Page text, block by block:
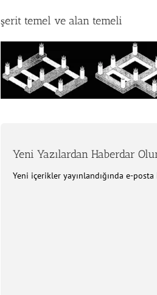
şerit temel ve alan temeli
Yeni Yazılardan Haberdar
Yeni içerikler yayınlandığında e-